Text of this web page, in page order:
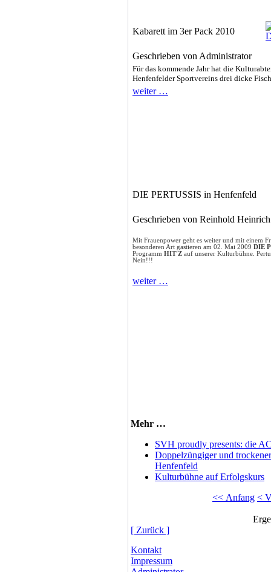
Kabarett im 3er Pack 2010
Geschrieben von Administrator
Für das kommende Jahr hat die
Henfenfelder Sportvereins drei dicke
weiter …
DIE PERTUSSIS in Henfenfeld
Geschrieben von Reinhold
Mit Frauenpower geht es weiter und mit einem
besonderen Art gastieren am 02. Mai 2009 DIE
Programm HIT'Z auf unserer Kulturbühne.
Nein!!!
weiter …
Mehr …
SVH proudly presents: die
Doppelzüngiger und
Henfenfeld
Kulturbühne auf Erfolgskurs
<< Anfang <
[ Zurück ]
Kontakt
Impressum